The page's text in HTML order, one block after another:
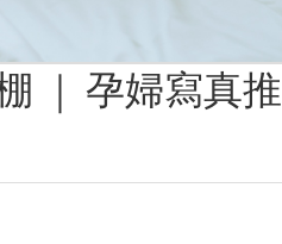
｜ 孕婦寫真推